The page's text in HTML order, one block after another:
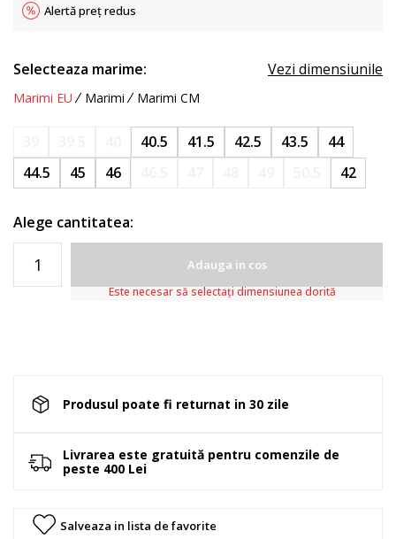
Alertă preț redus
Selecteaza marime: Vezi dimensiunile
Marimi EU Marimi Marimi CM
40.5 41.5 42.5 43.5
44
44.5
45 46 42
Alege cantitatea:
Adauga in cos
Este necesar să selectați dimensiunea dorită
Produsul poate fi returnat in 30 zile
Livrarea este gratuită pentru comenzile de
peste 400 Lei
Salveaza in lista de favorite